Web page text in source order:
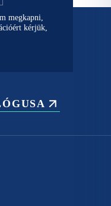
megkapni,
kérjük,